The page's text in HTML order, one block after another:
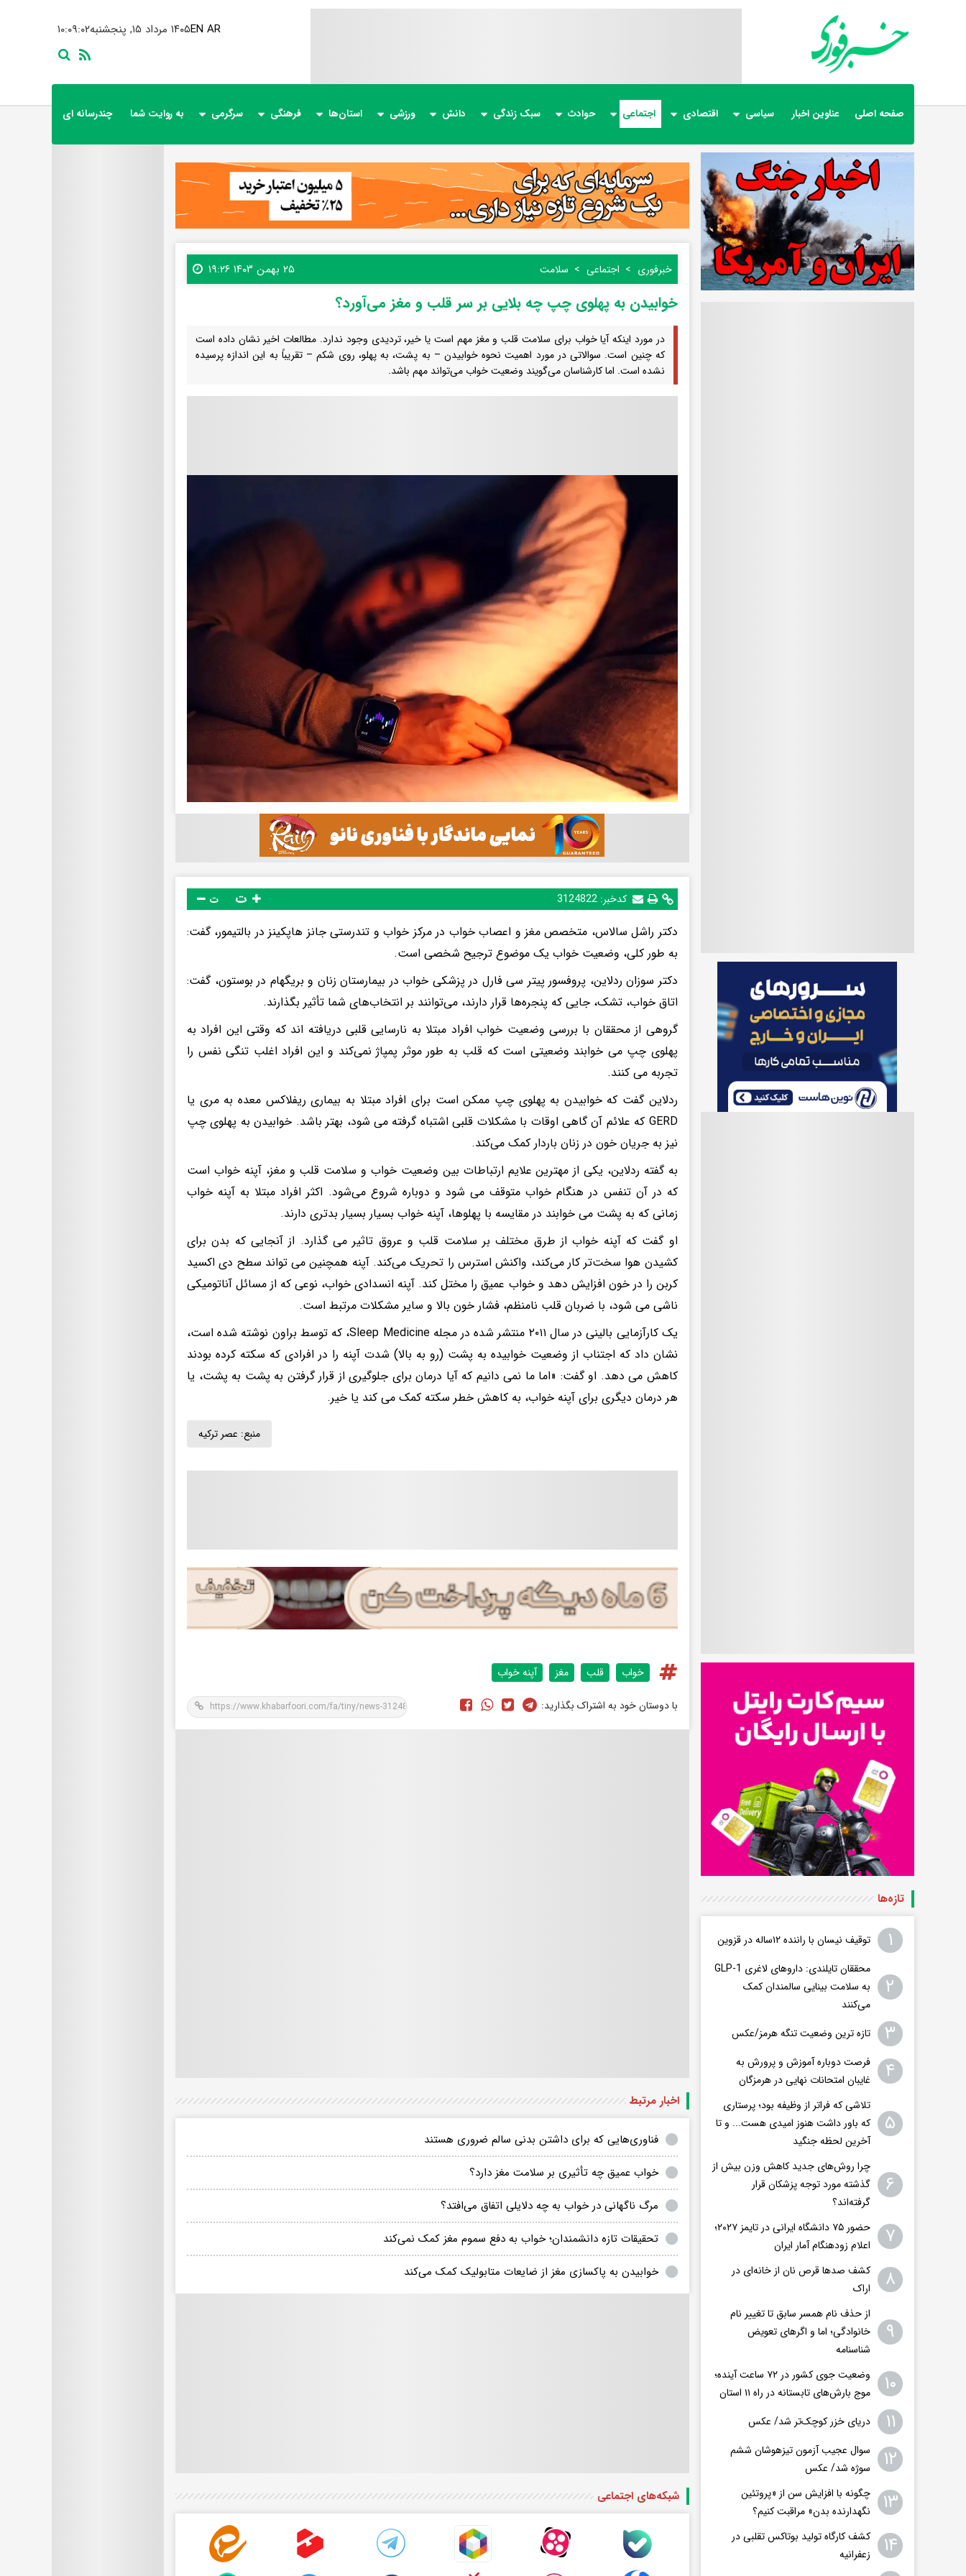
۱۰:۰۹:۰۴ ۱۴۰۵ مرداد ۱۵, پنجشنبهEN AR
صفحه اصلی عناوین اخبار سیاسی اقتصادی اجتماعی حوادث سبک زندگی دانش ورزشی استان‌ها فرهنگی سرگرمی به روایت شما چندرسانه ای
خبرفوری اجتماعی سلامت ۲۵ بهمن ۱۴۰۳ ۱۹:۲۶
خوابیدن به پهلوی چپ چه بلایی بر سر قلب و مغز می‌آورد؟
در مورد اینکه آیا خواب برای سلامت قلب و مغز مهم است یا خیر، تردیدی وجود ندارد. مطالعات اخیر نشان داده است
که چنین است. سوالاتی در مورد اهمیت نحوه خوابیدن – به پشت، به پهلو، روی شکم – تقریباً به این اندازه پرسیده
نشده است. اما کارشناسان می‌گویند وضعیت خواب می‌تواند مهم باشد.
کدخبر:3124822 ت
دکتر راشل سالاس، متخصص مغز و اعصاب خواب در مرکز خواب و تندرستی جانز هاپکینز در بالتیمور، گفت:
به طور کلی، وضعیت خواب یک موضوع ترجیح شخصی است.
دکتر سوزان ردلاین، پروفسور پیتر سی فارل در پزشکی خواب در بیمارستان زنان و بریگهام در بوستون، گفت:
اتاق خواب، تشک، جایی که پنجره‌ها قرار دارند، می‌توانند بر انتخاب‌های شما تأثیر بگذارند.
گروهی از محققان با بررسی وضعیت خواب افراد مبتلا به نارسایی قلبی دریافته اند که وقتی این افراد به
پهلوی چپ می خوابند وضعیتی است که قلب به طور موثر پمپاژ نمی‌کند و این افراد اغلب تنگی نفس را
تجربه می کنند.
ردلاین گفت که خوابیدن به پهلوی چپ ممکن است برای افراد مبتلا به بیماری ریفلاکس معده به مری یا
GERD که علائم آن گاهی اوقات با مشکلات قلبی اشتباه گرفته می شود، بهتر باشد. خوابیدن به پهلوی چپ
نیز به جریان خون در زنان باردار کمک می‌کند.
به گفته ردلاین، یکی از مهترین علایم ارتباطات بین وضعیت خواب و سلامت قلب و مغز، آپنه خواب است
که در آن تنفس در هنگام خواب متوقف می شود و دوباره شروع می‌شود. اکثر افراد مبتلا به آپنه خواب
زمانی که به پشت می خوابند در مقایسه با پهلوها، آپنه خواب بسیار بسیار بدتری دارند.
او گفت که آپنه خواب از طرق مختلف بر سلامت قلب و عروق تاثیر می گذارد. از آنجایی که بدن برای
کشیدن هوا سخت‌تر کار می‌کند، واکنش استرس را تحریک می‌کند. آپنه همچنین می تواند سطح دی اکسید
کربن را در خون افزایش دهد و خواب عمیق را مختل کند. آپنه انسدادی خواب، نوعی که از مسائل آناتومیکی
ناشی می شود، با ضربان قلب نامنظم، فشار خون بالا و سایر مشکلات مرتبط است.
یک کارآزمایی بالینی در سال ۲۰۱۱ منتشر شده در مجله Sleep Medicine، که توسط براون نوشته شده است،
نشان داد که اجتناب از وضعیت خوابیده به پشت (رو به بالا) شدت آپنه را در افرادی که سکته کرده بودند
کاهش می دهد. او گفت: «اما ما نمی دانیم که آیا درمان برای جلوگیری از قرار گرفتن به پشت به پشت، یا
هر درمان دیگری برای آپنه خواب، به کاهش خطر سکته کمک می کند یا خیر.
منبع: عصر ترکیه
خواب قلب مغز آپنه خواب
با دوستان خود به اشتراک بگذارید:
اخبار مرتبط
فناوری‌هایی که برای داشتن بدنی سالم ضروری هستند
خواب عمیق چه تأثیری بر سلامت مغز دارد؟
مرگ ناگهانی در خواب به چه دلایلی اتفاق می‌افتد؟
تحقیقات تازه دانشمندان؛ خواب به دفع سموم مغز کمک نمی‌کند
خوابیدن به پاکسازی مغز از ضایعات متابولیک کمک می‌کند
شبکه‌های اجتماعی
تازه‌ها
۱ توقیف نیسان با راننده ۱۲ساله در قزوین
۲
محققان تایلندی: داروهای لاغری GLP-1
به سلامت بینایی سالمندان کمک
می‌کنند
۳ تازه ترین وضعیت تنگه هرمز/عکس
۴
فرصت دوباره آموزش و پرورش به
غایبان امتحانات نهایی در هرمزگان
۵
تلاشی که فراتر از وظیفه بود؛ پرستاری
که باور داشت هنوز امیدی هست... و تا
آخرین لحظه جنگید
۶
چرا روش‌های جدید کاهش وزن بیش از
گذشته مورد توجه پزشکان قرار
گرفته‌اند؟
۷
حضور ۷۵ دانشگاه ایرانی در تایمز ۲۰۲۷؛
اعلام زودهنگام آمار ایران
۸
کشف صدها قرص نان از خانه‌ای در
اراک
۹
از حذف نام همسر سابق تا تغییر نام
خانوادگی؛ اما و اگرهای تعویض
شناسنامه
۱۰
وضعیت جوی کشور در ۷۲ ساعت آینده؛
موج بارش‌های تابستانه در راه ۱۱ استان
۱۱ دریای خزر کوچک‌تر شد/ عکس
۱۲
سوال عجیب آزمون تیزهوشان ششم
سوژه شد/ عکس
۱۳
چگونه با افزایش سن از «پروتئین
نگهدارنده بدن» مراقبت کنیم؟
۱۴
کشف کارگاه تولید بوتاکس تقلبی در
زعفرانیه